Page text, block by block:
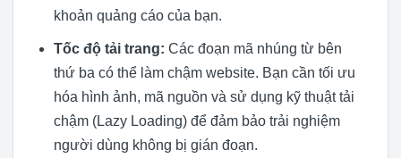
khoản quảng cáo của bạn.
Tốc độ tải trang: Các đoạn mã nhúng từ bên
thứ ba có thể làm chậm website. Bạn cần tối ưu
hóa hình ảnh, mã nguồn và sử dụng kỹ thuật tải
chậm (Lazy Loading) để đảm bảo trải nghiệm
người dùng không bị gián đoạn.